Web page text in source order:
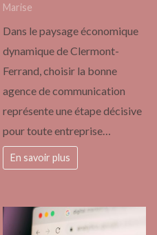
Marise
Dans le paysage économique
dynamique de Clermont-
Ferrand, choisir la bonne
agence de communication
représente une étape décisive
pour toute entreprise…
En savoir plus